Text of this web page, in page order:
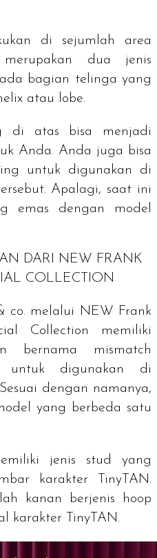
di sejumlah area
dua jenis
bagian telinga yang
atau lobe.
di atas bisa menjadi
Anda. Anda juga bisa
untuk digunakan di
Apalagi, saat ini
emas dengan model
DARI NEW FRANK
COLLECTION
co. melalui NEW Frank
Collection memiliki
bernama mismatch
digunakan di
dengan namanya,
yang berbeda satu
jenis stud yang
karakter TinyTAN.
kanan berjenis
hoop
karakter TinyTAN.